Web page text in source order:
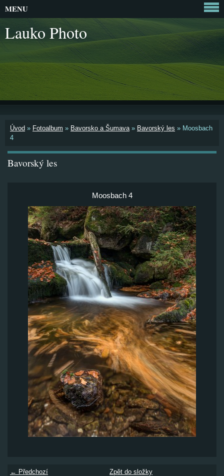
Lauko Photo
Úvod » Fotoalbum » Bavorsko a Šumava» Bavorský les » Moosbach
4
Bavorský les
Moosbach 4
← Předchozí Zpět do složky
MENU